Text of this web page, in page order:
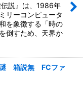
伝説』は、1986年
リーコンピュータ
を象徴する「時の
倒すため、天界か
謎 箱説無 FCファ